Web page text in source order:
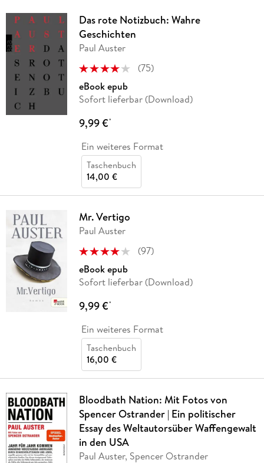
Das rote Notizbuch: Wahre
Geschichten
Paul Auster
(75)
eBook epub
Sofort lieferbar (Download)
9,99 €*
Ein weiteres Format
Taschenbuch
14,00 €
Mr. Vertigo
Paul Auster
(97)
eBook epub
Sofort lieferbar (Download)
9,99 €*
Ein weiteres Format
Taschenbuch
16,00 €
Bloodbath Nation: Mit Fotos von
Spencer Ostrander | Ein politischer
Essay des Weltautorsüber Waffengewalt
in den USA
Paul Auster, Spencer Ostrander